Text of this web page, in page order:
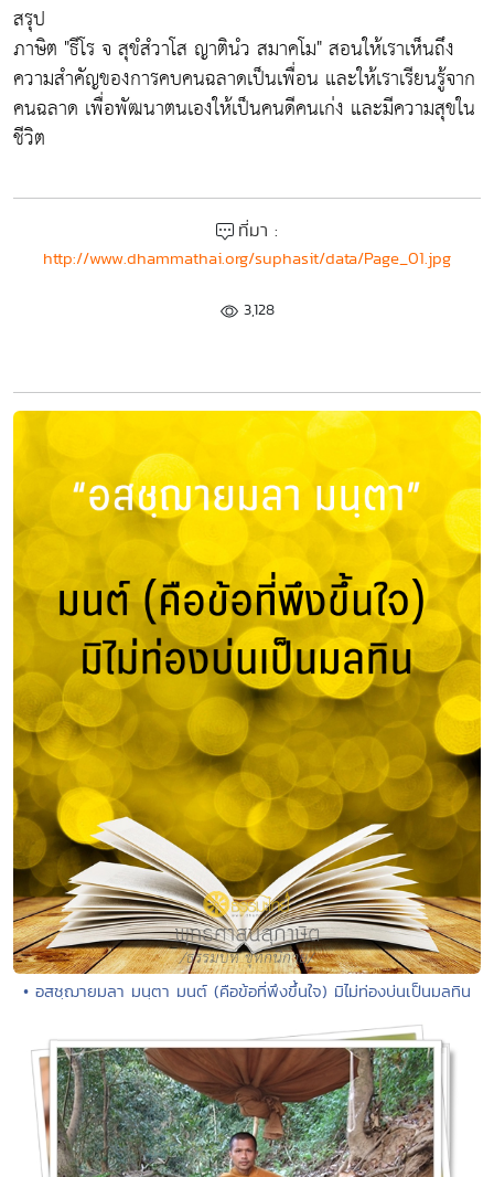
สรุป
ภาษิต "ธีโร จ สุขํสํวาโส ญาตินํว สมาคโม" สอนให้เราเห็นถึง
ความสำคัญของการคบคนฉลาดเป็นเพื่อน และให้เราเรียนรู้จาก
คนฉลาด เพื่อพัฒนาตนเองให้เป็นคนดีคนเก่ง และมีความสุขใน
ชีวิต
ที่มา :
http://www.dhammathai.org/suphasit/data/Page_01.jpg
3,128
• อสชฺฌายมลา มนฺตา มนต์ (คือข้อที่พึงขึ้นใจ) มิไม่ท่องบ่นเป็นมลทิน